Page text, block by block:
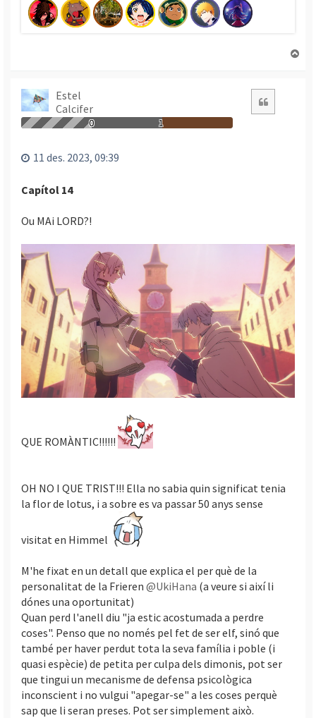
Estel
Calcifer
0 1
11 des. 2023, 09:39
Capítol 14
Ou MAi LORD?!
QUE ROMÀNTIC!!!!!!
OH NO I QUE TRIST!!! Ella no sabia quin significat tenia
la flor de lotus, i a sobre es va passar 50 anys sense
visitat en Himmel
M'he fixat en un detall que explica el per què de la
personalitat de la Frieren @UkiHana (a veure si així li
dónes una oportunitat)
Quan perd l'anell diu "ja estic acostumada a perdre
coses". Penso que no només pel fet de ser elf, sinó que
també per haver perdut tota la seva família i poble (i
quasi espècie) de petita per culpa dels dimonis, pot ser
que tingui un mecanisme de defensa psicològica
inconscient i no vulgui "apegar-se" a les coses perquè
sap que li seran preses. Pot ser simplement això.